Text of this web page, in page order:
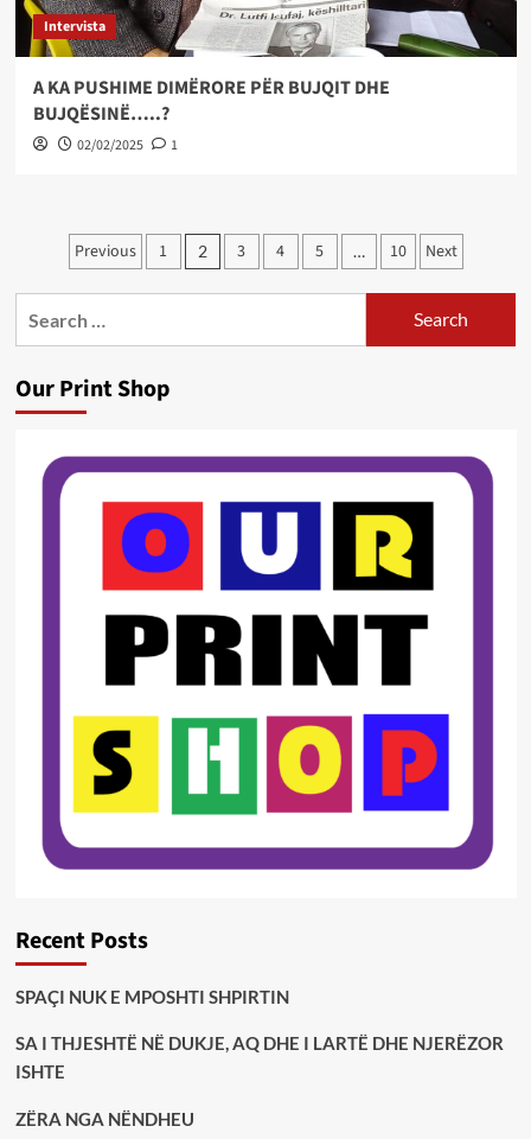
Intervista
A KA PUSHIME DIMËRORE PËR BUJQIT DHE
BUJQËSINË…..?
02/02/2025 1
Posts
pagination
Previous 1 2 3 4 5 … 10 Next
Our Print Shop
Recent Posts
SPAÇI NUK E MPOSHTI SHPIRTIN
SA I THJESHTË NË DUKJE, AQ DHE I LARTË DHE NJERËZOR
ISHTE
ZËRA NGA NËNDHEU